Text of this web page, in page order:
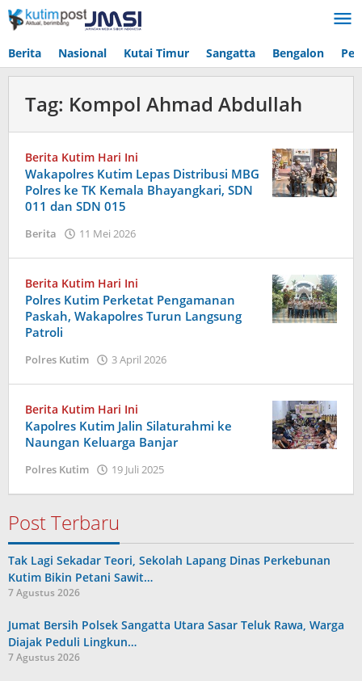
Lewati
ke
Berita Nasional Kutai Timur Sangatta Bengalon
Tag: Kompol Ahmad Abdullah
Berita Kutim Hari Ini
Wakapolres Kutim Lepas Distribusi MBG
Polres ke TK Kemala Bhayangkari, SDN
011 dan SDN 015
Berita 11 Mei 2026
Berita Kutim Hari Ini
Polres Kutim Perketat Pengamanan
Paskah, Wakapolres Turun Langsung
Patroli
Polres Kutim 3 April 2026
Berita Kutim Hari Ini
Kapolres Kutim Jalin Silaturahmi ke
Naungan Keluarga Banjar
Polres Kutim 19 Juli 2025
Post Terbaru
Tak Lagi Sekadar Teori, Sekolah Lapang Dinas Perkebunan
Kutim Bikin Petani Sawit…
7 Agustus 2026
Jumat Bersih Polsek Sangatta Utara Sasar Teluk Rawa, Warga
Diajak Peduli Lingkun…
7 Agustus 2026